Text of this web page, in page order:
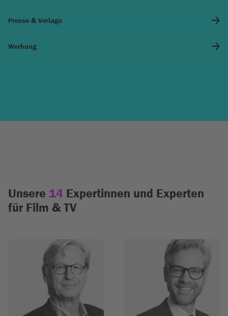
Presse & Verlage
Werbung
Unsere 14 Expertinnen und Experten
für Film & TV